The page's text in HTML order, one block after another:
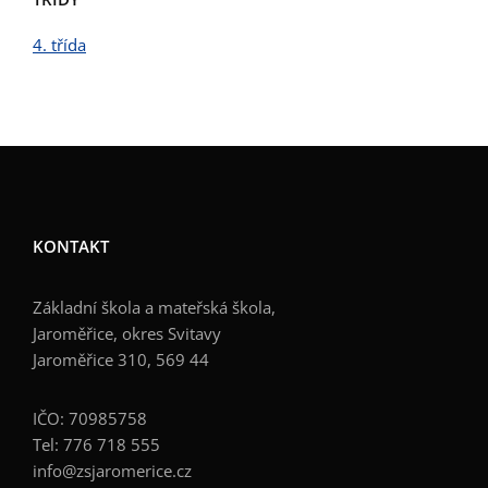
4. třída
KONTAKT
Základní škola a mateřská škola,
Jaroměřice, okres Svitavy
Jaroměřice 310, 569 44
IČO: 70985758
Tel: 776 718 555
info@zsjaromerice.cz